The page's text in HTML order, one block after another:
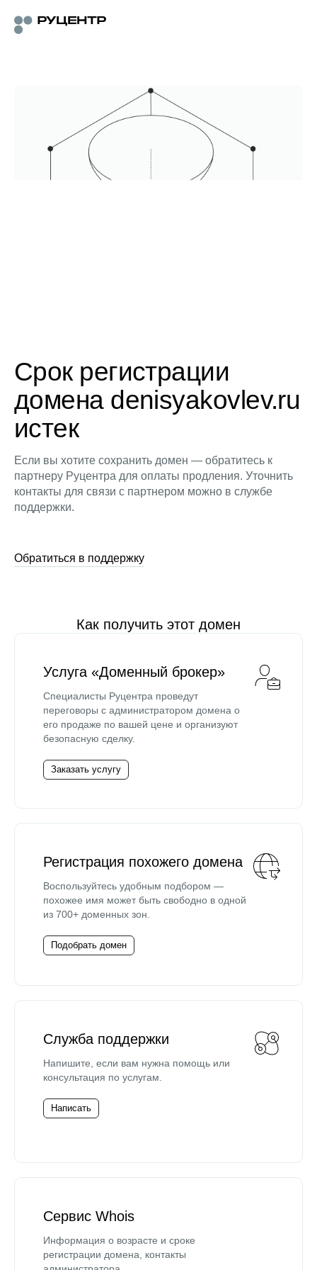
Срок регистрации
домена denisyakovlev.ru
истек
Если вы хотите сохранить домен — обратитесь к
партнеру Руцентра для оплаты продления. Уточнить
контакты для связи с партнером можно в службе
поддержки.
Обратиться в поддержку
Как получить этот домен
Услуга «Доменный брокер»
Специалисты Руцентра проведут
переговоры с администратором домена о
его продаже по вашей цене и организуют
безопасную сделку.
Заказать услугу
Регистрация похожего домена
Воспользуйтесь удобным подбором —
похожее имя может быть свободно в одной
из 700+ доменных зон.
Подобрать домен
Служба поддержки
Напишите, если вам нужна помощь или
консультация по услугам.
Написать
Сервис Whois
Информация о возрасте и сроке
регистрации домена, контакты